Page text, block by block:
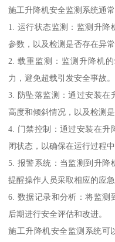
施工升降机安全监测系统通
1. 运行状态监测：监测升降
参数，以及检测是否存在异
2. 载重监测：监测升降机
力，避免超载引发安全事故。
3. 防坠落监测：通过安装在
高度和倾斜情况，以及检测
4. 门禁控制：通过安装在升
闭状态，以确保在运行过程
5. 报警系统：当监测到升降
提醒操作人员采取相应的应急
6. 数据记录和分析：将监测
后期进行安全评估和改进。
施工升降机安全监测系统可